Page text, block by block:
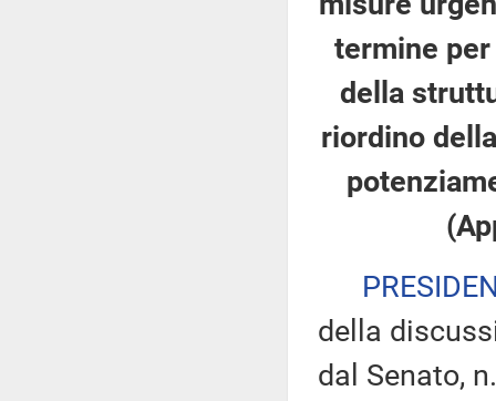
termine
della
riordino
della
dal Senato,